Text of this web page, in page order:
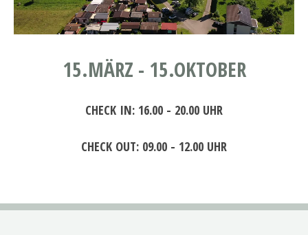
15.MÄRZ - 15.OKTOBER
CHECK IN: 16.00 - 20.00 UHR
CHECK OUT: 09.00 - 12.00 UHR